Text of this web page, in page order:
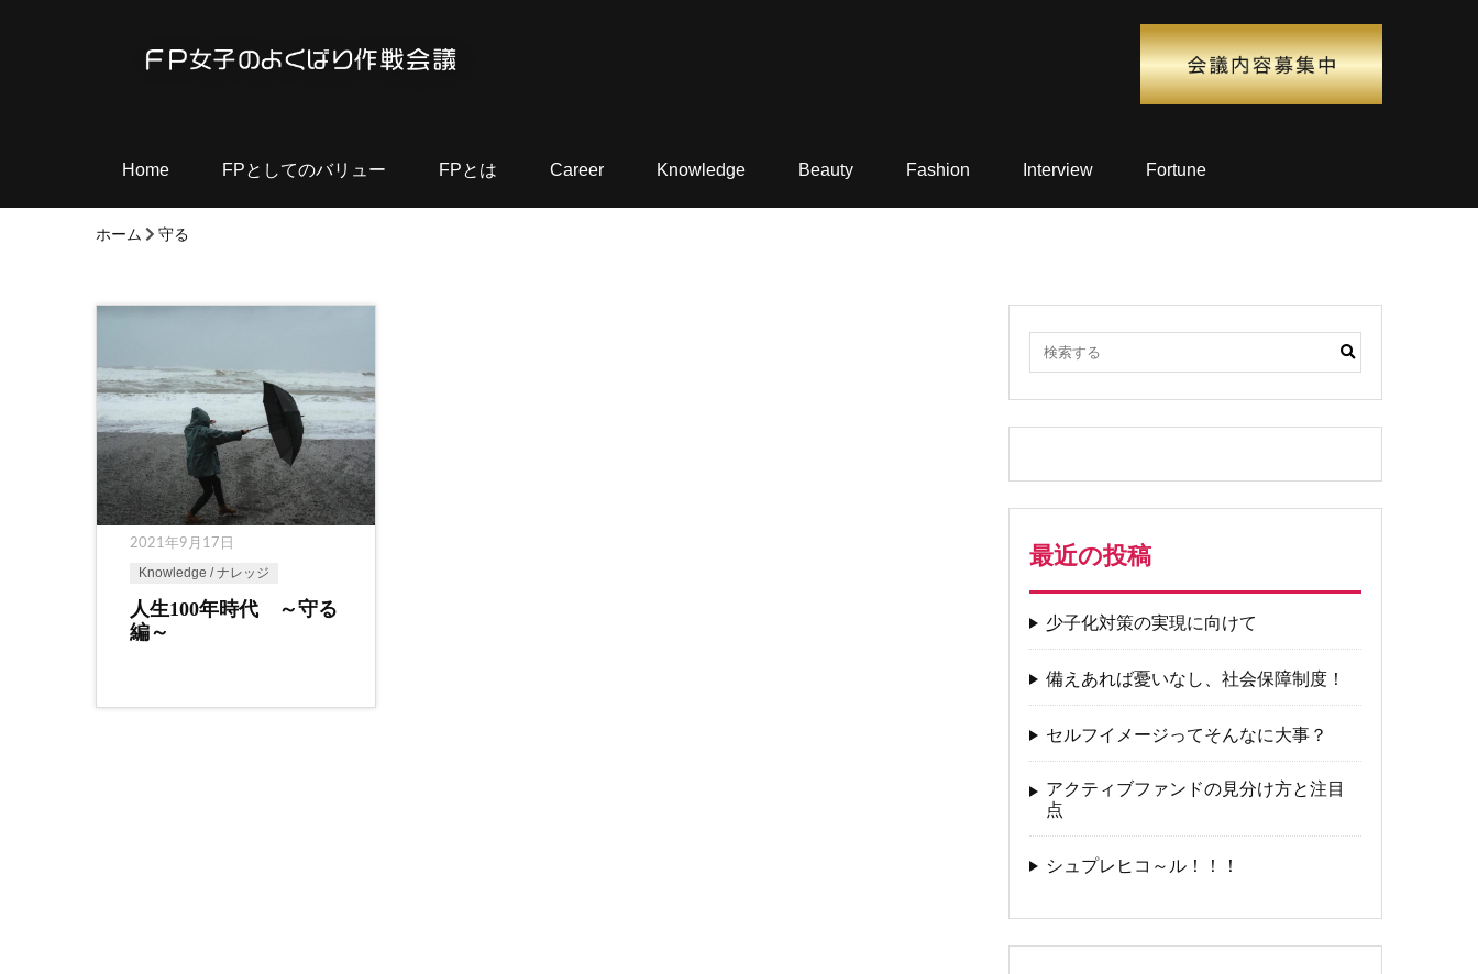
Home FPとしてのバリュー FPとは Career Knowledge Beauty Fashion Interview Fortune
ホーム 守る
2021年9月17日
Knowledge / ナレッジ
人生100年時代 ～守る
編～
最近の投稿
少子化対策の実現に向けて
備えあれば憂いなし、社会保障制度！
セルフイメージってそんなに大事？
アクティブファンドの見分け方と注目
点
シュプレヒコ～ル！！！